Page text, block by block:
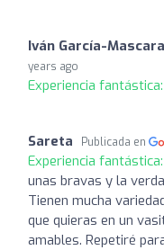
Iván García-
years ago
Experiencia fantástica:
Sareta Publicada en
Experiencia fantástica:
unas bravas y la
Tienen mucha
que quieras en un
amables. Repetiré